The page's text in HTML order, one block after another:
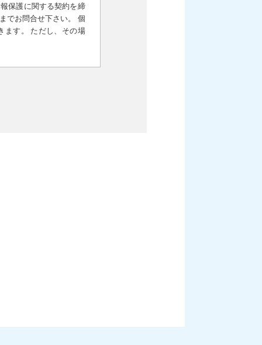
保護に関する契約を締
でお問合せ下さい。 個
ます。 ただし、その場